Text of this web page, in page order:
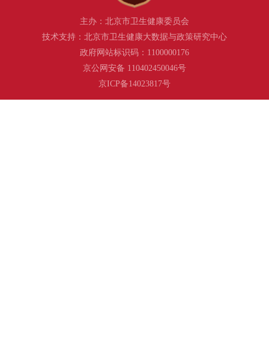
主办：北京市卫生健康委员会
技术支持：北京市卫生健康大数据与政策研究中心
政府网站标识码：1100000176
京公网安备 110402450046号
京ICP备14023817号